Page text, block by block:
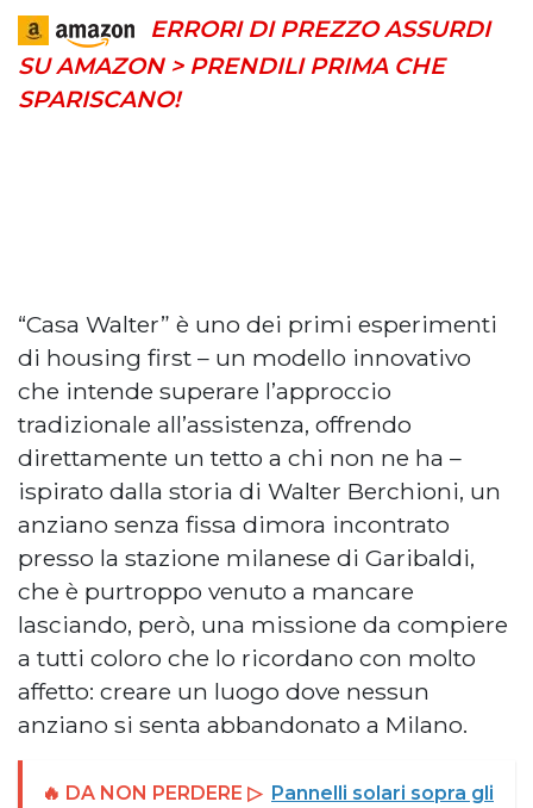
ERRORI DI PREZZO ASSURDI
SU AMAZON > PRENDILI PRIMA CHE
SPARISCANO!
“Casa Walter” è uno dei primi esperimenti
di housing first – un modello innovativo
che intende superare l’approccio
tradizionale all’assistenza, offrendo
direttamente un tetto a chi non ne ha –
ispirato dalla storia di Walter Berchioni, un
anziano senza fissa dimora incontrato
presso la stazione milanese di Garibaldi,
che è purtroppo venuto a mancare
lasciando, però, una missione da compiere
a tutti coloro che lo ricordano con molto
affetto: creare un luogo dove nessun
anziano si senta abbandonato a Milano.
🔥 DA NON PERDERE ▷ Pannelli solari sopra gli